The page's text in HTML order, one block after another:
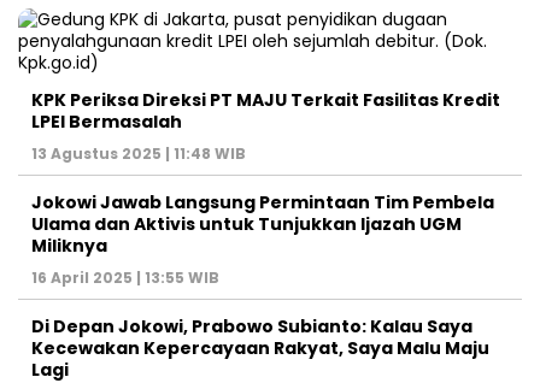
KPK Periksa Direksi PT MAJU Terkait Fasilitas Kredit
LPEI Bermasalah
13 Agustus 2025 | 11:48 WIB
Jokowi Jawab Langsung Permintaan Tim Pembela
Ulama dan Aktivis untuk Tunjukkan Ijazah UGM
Miliknya
16 April 2025 | 13:55 WIB
Di Depan Jokowi, Prabowo Subianto: Kalau Saya
Kecewakan Kepercayaan Rakyat, Saya Malu Maju
Lagi